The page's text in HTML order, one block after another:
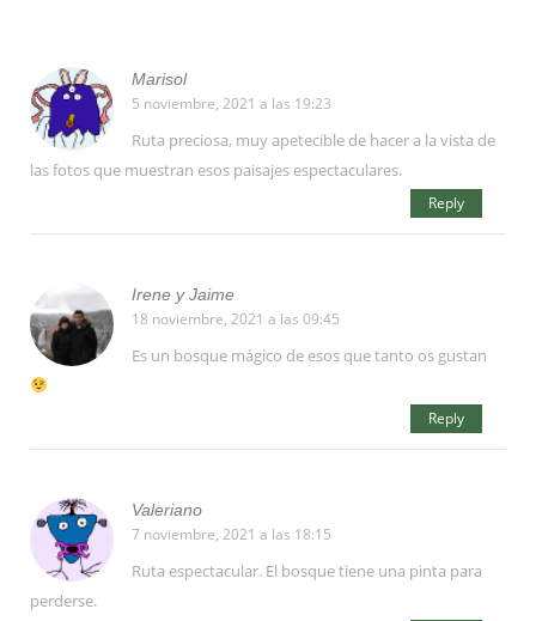
Marisol
5 noviembre, 2021 a las 19:23
Ruta preciosa, muy apetecible de hacer a la vista de
las fotos que muestran esos paisajes espectaculares.
Reply
Irene y Jaime
18 noviembre, 2021 a las 09:45
Es un bosque mágico de esos que tanto os gustan
Reply
Valeriano
7 noviembre, 2021 a las 18:15
Ruta espectacular. El bosque tiene una pinta para
perderse.